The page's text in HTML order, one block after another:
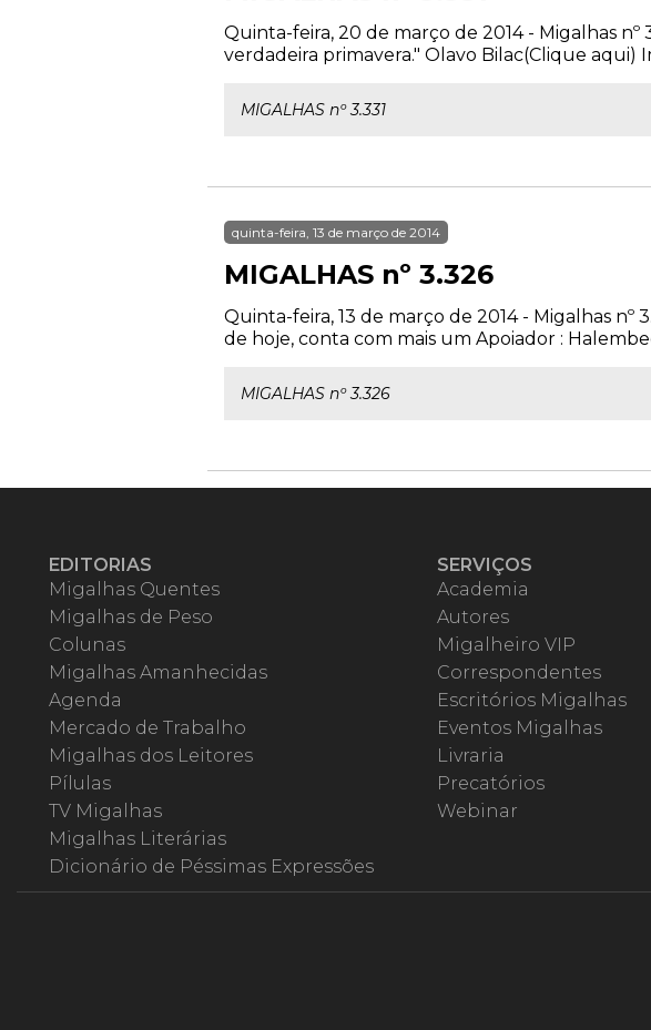
Quinta-feira, 20 de março de 2014 - Migalhas
verdadeira primavera." Olavo Bilac(Clique aqui)
MIGALHAS nº 3.331
quinta-feira, 13 de março de 2014
MIGALHAS nº 3.326
Quinta-feira, 13 de março de 2014 - Migalhas
de hoje, conta com mais um Apoiador :
MIGALHAS nº 3.326
EDITORIAS
Migalhas Quentes
Migalhas de Peso
Colunas
Migalhas Amanhecidas
Agenda
Mercado de Trabalho
Migalhas dos Leitores
Pílulas
TV Migalhas
Migalhas Literárias
Dicionário de Péssimas Expressões
SERVIÇOS
Academia
Autores
Migalheiro VIP
Correspondentes
Escritórios Migalhas
Eventos Migalhas
Livraria
Precatórios
Webinar